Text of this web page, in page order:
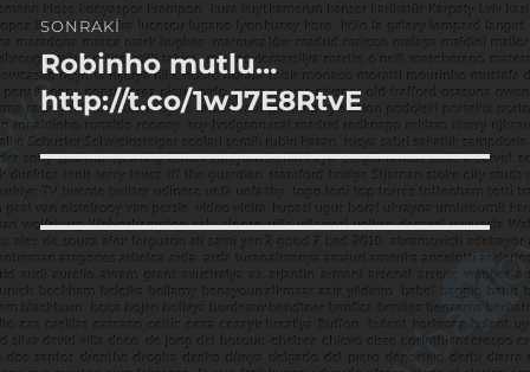
SONRAKI
Sonraki
yazı:
Robinho mutlu…
http://t.co/1wJ7E8RtvE